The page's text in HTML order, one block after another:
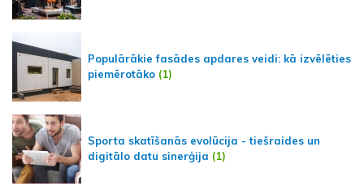
Populārākie fasādes apdares veidi: kā izvēlēties
piemērotāko (1)
Sporta skatīšanās evolūcija - tiešraides un
digitālo datu sinerģija (1)